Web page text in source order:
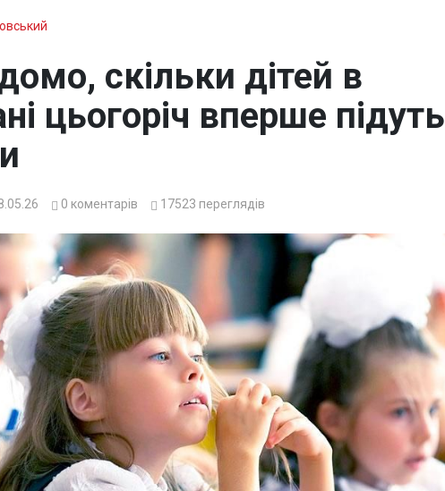
скільки дітей в
цьогоріч вперше підуть
0 коментарів 17523 переглядів